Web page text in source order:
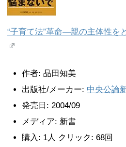
“子育て法”革命―親の主体性を
作者: 品田知美
出版社/メーカー: 中央公論
発売日: 2004/09
メディア: 新書
購入 : 1人 クリック : 68回